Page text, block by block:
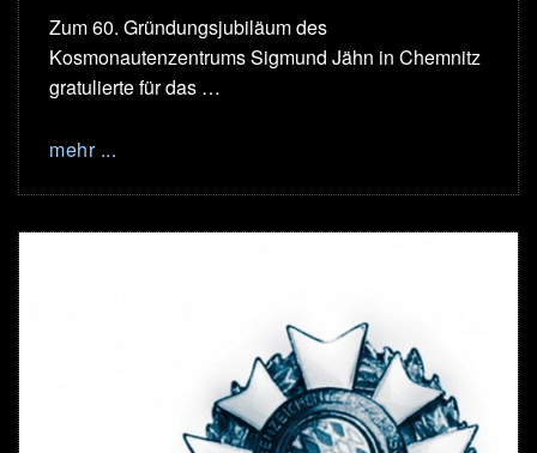
Zum 60. Gründungsjubiläum des
Kosmonautenzentrums Sigmund Jähn in Chemnitz
gratulierte für das …
mehr ...